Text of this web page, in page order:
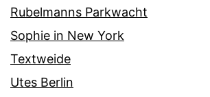
Rubelmanns Parkwacht
Sophie in New York
Textweide
Utes Berlin